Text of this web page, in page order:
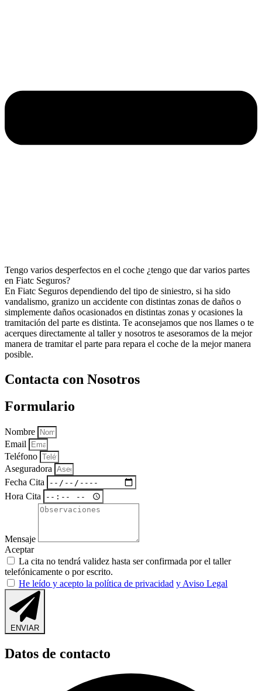
Tengo varios desperfectos en el coche ¿tengo que dar varios partes
en Fiatc Seguros?
En Fiatc Seguros dependiendo del tipo de siniestro, si ha sido
vandalismo, granizo un accidente con distintas zonas de daños o
simplemente daños ocasionados en distintas zonas y ocasiones la
tramitación del parte es distinta. Te aconsejamos que nos llames o te
acerques directamente al taller y nosotros te asesoramos de la mejor
manera de tramitar el parte para repara el coche de la mejor manera
posible.
Contacta con Nosotros
Formulario
Nombre
Email
Teléfono
Aseguradora
Fecha Cita
Hora Cita
Mensaje
Aceptar
La cita no tendrá validez hasta ser confirmada por el taller
telefónicamente o por escrito.
He leído y acepto la política de privacidad y Aviso Legal
ENVIAR
Datos de contacto